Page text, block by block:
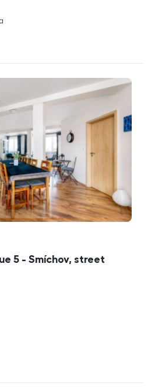
5 - Smíchov, street